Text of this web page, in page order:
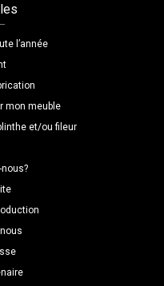
l’année
mon meuble
et/ou fileur